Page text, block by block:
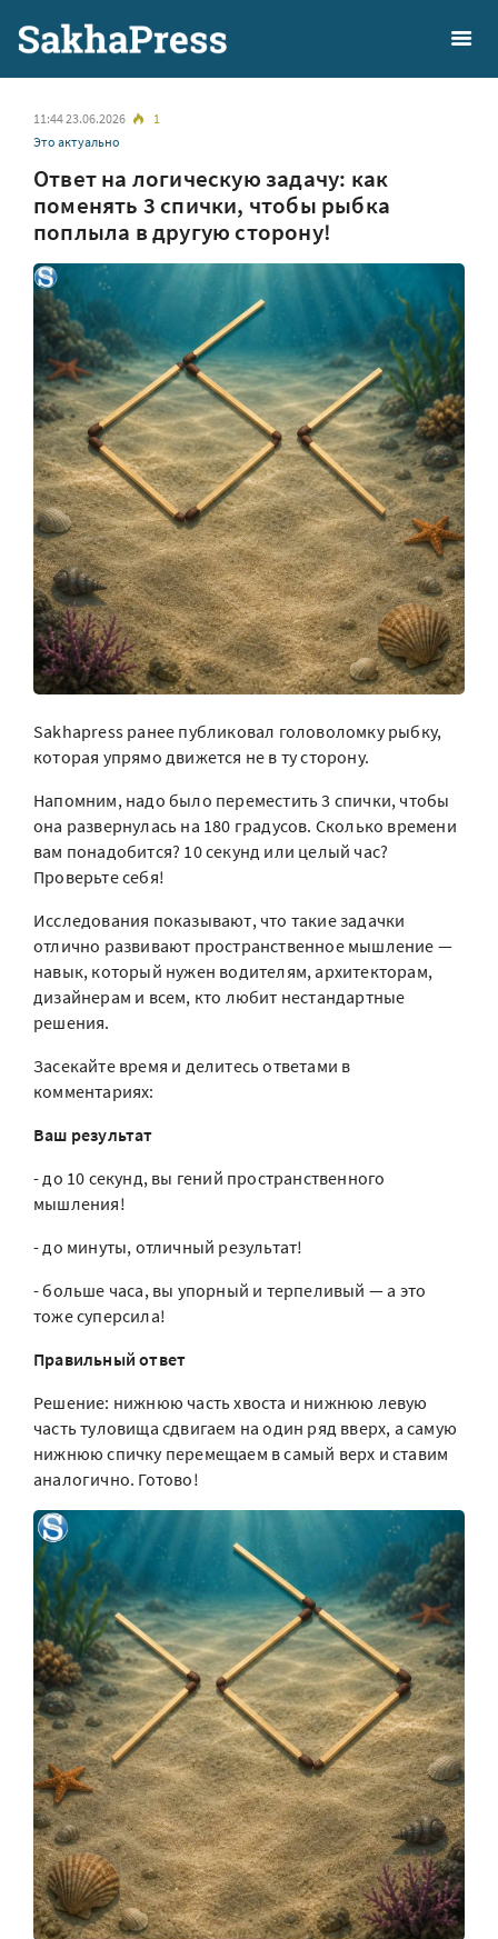
11:44 23.06.2026
1
Это актуально
Ответ на логическую задачу: как
поменять 3 спички, чтобы рыбка
поплыла в другую сторону!
Sakhapress ранее публиковал головоломку рыбку,
которая упрямо движется не в ту сторону.
Напомним, надо было переместить 3 спички, чтобы
она развернулась на 180 градусов. Сколько времени
вам понадобится? 10 секунд или целый час?
Проверьте себя!
Исследования показывают, что такие задачки
отлично развивают пространственное мышление —
навык, который нужен водителям, архитекторам,
дизайнерам и всем, кто любит нестандартные
решения.
Засекайте время и делитесь ответами в
комментариях:
Ваш результат
- до 10 секунд, вы гений пространственного
мышления!
- до минуты, отличный результат!
- больше часа, вы упорный и терпеливый — а это
тоже суперсила!
Правильный ответ
Решение: нижнюю часть хвоста и нижнюю левую
часть туловища сдвигаем на один ряд вверх, а самую
нижнюю спичку перемещаем в самый верх и ставим
аналогично. Готово!